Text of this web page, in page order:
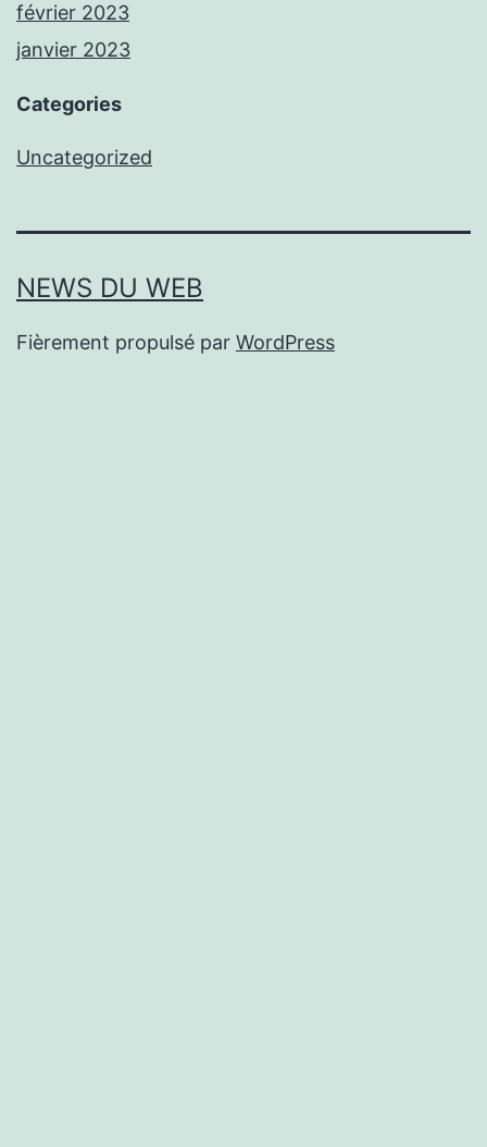
février 2023
janvier 2023
Categories
Uncategorized
NEWS DU WEB
Fièrement propulsé par WordPress